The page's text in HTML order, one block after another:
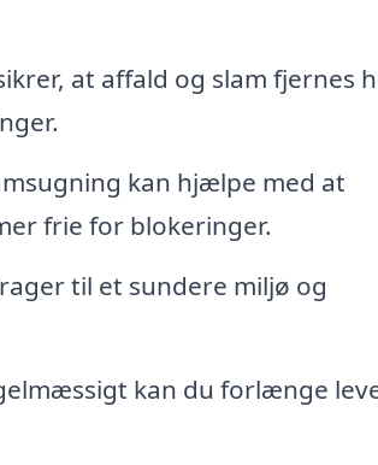
at affald og slam fjernes
kan hjælpe med at
frie for blokeringer.
til et sundere miljø og
kan du forlænge